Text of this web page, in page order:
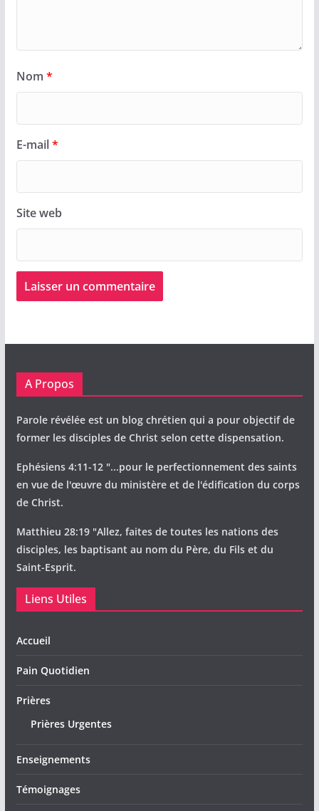
Nom *
E-mail*
Site web
A Propos
Parole révélée est un blog chrétien qui a pour objectif de
former les disciples de Christ selon cette dispensation.
Ephésiens 4:11-12 "...pour le perfectionnement des saints
en vue de l'œuvre du ministère et de l'édification du corps
de Christ.
Matthieu 28:19 "Allez, faites de toutes les nations des
disciples, les baptisant au nom du Père, du Fils et du
Saint-Esprit.
Liens Utiles
Accueil
Pain Quotidien
Prières
Prières Urgentes
Enseignements
Témoignages